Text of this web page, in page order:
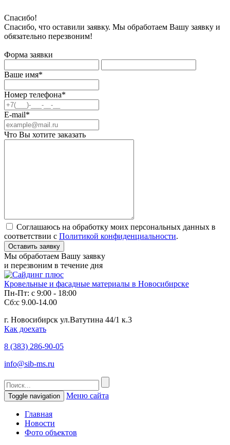
Спасибо!
Спасибо, что оставили заявку. Мы обработаем Вашу заявку и
обязательно перезвоним!
Форма заявки
Ваше имя*
Номер телефона*
E-mail*
Что Вы хотите заказать
Соглашаюсь на обработку моих персональных данных в
соответствии с Политикой конфиденциальности.
Мы обработаем Вашу заявку
и перезвоним в течение дня
Кровельные и фасадные материалы в Новосибирске
Пн-Пт: с 9:00 - 18:00
Сб:с 9.00-14.00
г. Новосибирск ул.Ватутина 44/1 к.3
Как доехать
8 (383) 286-90-05
info@sib-ms.ru
Toggle navigation Меню сайта
Главная
Новости
Фото объектов